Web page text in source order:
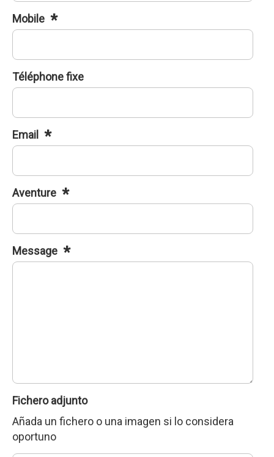
Mobile
Téléphone fixe
Email
Aventure
Message
Fichero adjunto
Añada un fichero o una imagen si lo considera
oportuno